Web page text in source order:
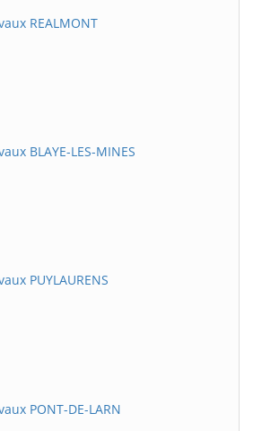
REALMONT
BLAYE-LES-MINES
PUYLAURENS
PONT-DE-LARN